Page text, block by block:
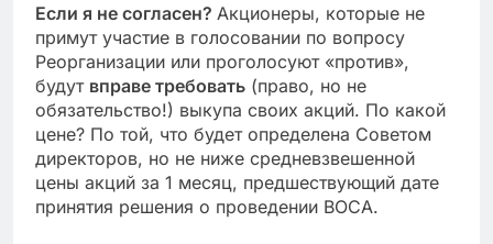
Если я не согласен? Акционеры, которые не
примут участие в голосовании по вопросу
Реорганизации или проголосуют «против»,
будут вправе требовать (право, но не
обязательство!) выкупа своих акций. По какой
цене? По той, что будет определена Советом
директоров, но не ниже средневзвешенной
цены акций за 1 месяц, предшествующий дате
принятия решения о проведении ВОСА.